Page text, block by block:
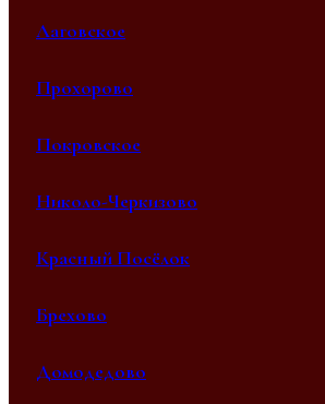
Лаговское
Прохорово
Покровское
Николо-Черкизово
Красный Посёлок
Брехово
Домодедово